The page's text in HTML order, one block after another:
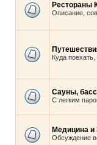
Рестораны
Описание,
Куда
Сауны,
С легким
Медицина и
Обсуждение